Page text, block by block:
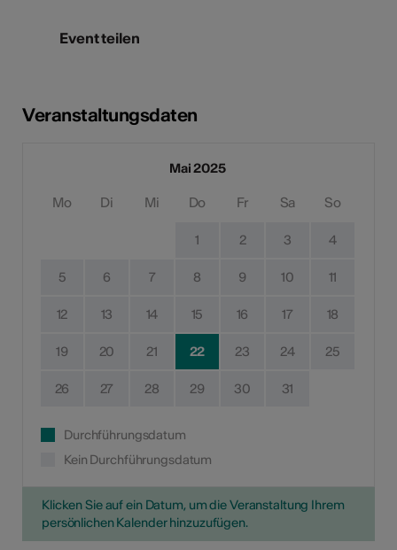
Event teilen
Veranstaltungsdaten
Mai 2025
Mo Di Mi Do Fr Sa So
1 2 3 4
5 6 7 8 9 10 11
12 13 14 15 16 17 18
19 20 21 22 23 24 25
26 27 28 29 30 31
Durchführungsdatum
Kein Durchführungsdatum
Klicken Sie auf ein Datum, um die Veranstaltung Ihrem
persönlichen Kalender hinzuzufügen.